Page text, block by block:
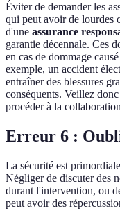
Éviter de demander les
qui peut avoir de lourdes
d'une assurance
garantie décennale. Ces
en cas de dommage
exemple, un accident
entraîner des blessures
conséquents. Veillez
procéder à la
Erreur 6 :
La sécurité est
Négliger de discuter des
durant l'intervention, ou
peut avoir des